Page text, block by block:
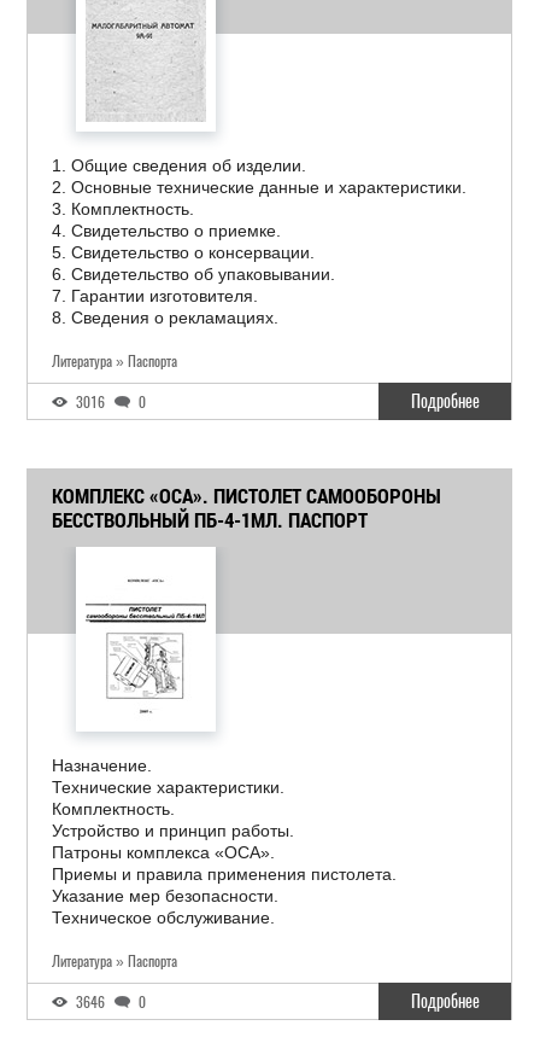
1. Общие сведения об изделии.
2. Основные технические данные и характеристики.
3. Комплектность.
4. Свидетельство о приемке.
5. Свидетельство о консервации.
6. Свидетельство об упаковывании.
7. Гарантии изготовителя.
8. Сведения о рекламациях.
Литература » Паспорта
3016 0 Подробнее
КОМПЛЕКС «ОСА». ПИСТОЛЕТ САМООБОРОНЫ
БЕССТВОЛЬНЫЙ ПБ-4-1МЛ. ПАСПОРТ
Назначение.
Технические характеристики.
Комплектность.
Устройство и принцип работы.
Патроны комплекса «ОСА».
Приемы и правила применения пистолета.
Указание мер безопасности.
Техническое обслуживание.
Литература » Паспорта
3646 0 Подробнее